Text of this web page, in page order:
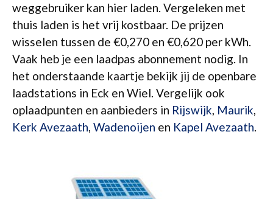
weggebruiker kan hier laden. Vergeleken met
thuis laden is het vrij kostbaar. De prijzen
wisselen tussen de €0,270 en €0,620 per kWh.
Vaak heb je een laadpas abonnement nodig. In
het onderstaande kaartje bekijk jij de openbare
laadstations in Eck en Wiel. Vergelijk ook
oplaadpunten en aanbieders in Rijswijk, Maurik,
Kerk Avezaath, Wadenoijen en Kapel Avezaath.